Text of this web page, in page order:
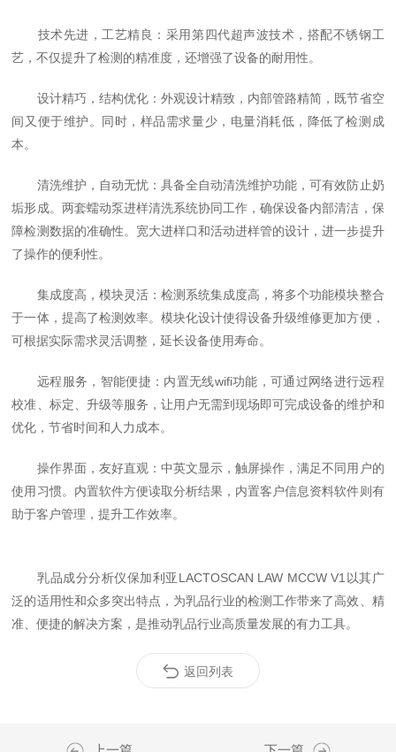
技术先进，工艺精良：采用第四代超声波技术，搭配不锈钢工
艺，不仅提升了检测的精准度，还增强了设备的耐用性。
设计精巧，结构优化：外观设计精致，内部管路精简，既节省空
间又便于维护。同时，样品需求量少，电量消耗低，降低了检测成
本。
清洗维护，自动无忧：具备全自动清洗维护功能，可有效防止奶
垢形成。两套蠕动泵进样清洗系统协同工作，确保设备内部清洁，保
障检测数据的准确性。宽大进样口和活动进样管的设计，进一步提升
了操作的便利性。
集成度高，模块灵活：检测系统集成度高，将多个功能模块整合
于一体，提高了检测效率。模块化设计使得设备升级维修更加方便，
可根据实际需求灵活调整，延长设备使用寿命。
远程服务，智能便捷：内置无线wifi功能，可通过网络进行远程
校准、标定、升级等服务，让用户无需到现场即可完成设备的维护和
优化，节省时间和人力成本。
操作界面，友好直观：中英文显示，触屏操作，满足不同用户的
使用习惯。内置软件方便读取分析结果，内置客户信息资料软件则有
助于客户管理，提升工作效率。
乳品成分分析仪保加利亚LACTOSCAN LAW MCCW V1以其广
泛的适用性和众多突出特点，为乳品行业的检测工作带来了高效、精
准、便捷的解决方案，是推动乳品行业高质量发展的有力工具。
返回列表